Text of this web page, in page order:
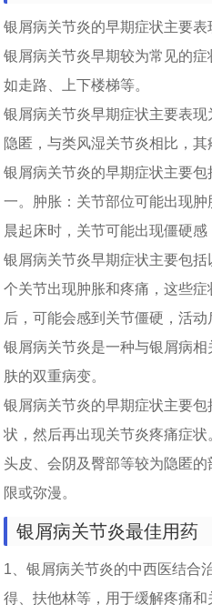
银屑病关节炎的早期症状主要
银屑病关节炎早期较为常见的
如走路、上下楼梯等。
银屑病关节炎早期症状主要表
隐匿，与类风湿关节炎相比，
银屑病关节炎的早期症状主要
一。肿胀：关节部位可能出现
晨起床时，关节可能出现僵硬
银屑病关节炎早期症状主要包
个关节出现肿胀和疼痛，这些
后，可能会感到关节僵硬，活动
银屑病关节炎是一种与银屑病
肤的双重病变。
银屑病关节炎的早期症状主要
状，然后再出现关节炎疼痛症
头皮、会阴及臀部等较为隐匿
限或弥漫。
银屑病关节炎最佳用药
1、银屑病关节炎的中西医结合
得、扶他林等，用于缓解疼痛